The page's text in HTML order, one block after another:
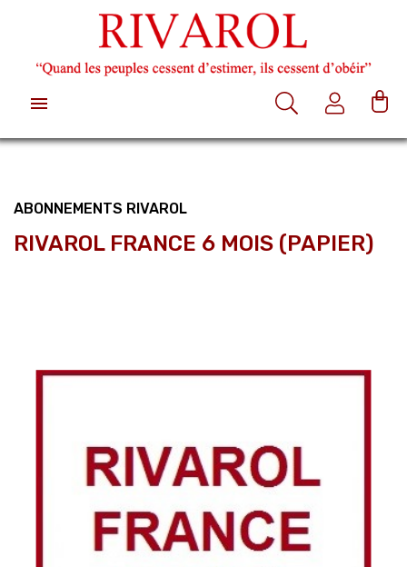

ABONNEMENTS RIVAROL
RIVAROL FRANCE 6 MOIS (PAPIER)